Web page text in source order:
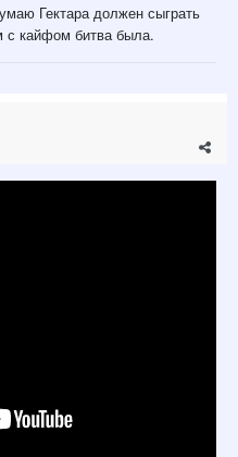
Гектара должен сыграть
с кайфом битва была.